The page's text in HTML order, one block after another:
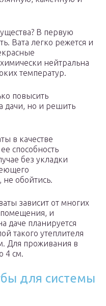
В первую
Вата легко режется и
нейтральна
температур.
повысить
дачи, но и решить
в качестве
способность
без укладки
не обойтись.
зависит от многих
и
даче планируется
такого утеплителя
Для проживания в
4 см.
для системы